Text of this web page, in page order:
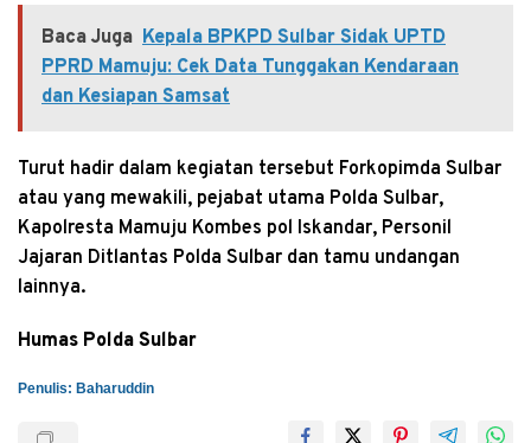
Baca Juga Kepala BPKPD Sulbar Sidak UPTD
PPRD Mamuju: Cek Data Tunggakan Kendaraan
dan Kesiapan Samsat
Turut hadir dalam kegiatan tersebut Forkopimda Sulbar
atau yang mewakili, pejabat utama Polda Sulbar,
Kapolresta Mamuju Kombes pol Iskandar, Personil
Jajaran Ditlantas Polda Sulbar dan tamu undangan
lainnya.
Humas Polda Sulbar
Penulis: Baharuddin